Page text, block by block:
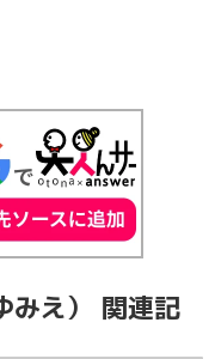
みえ） 関連記